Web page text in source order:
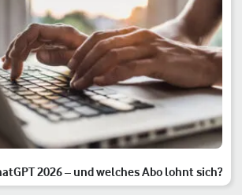
2026 – und welches Abo lohnt sich?